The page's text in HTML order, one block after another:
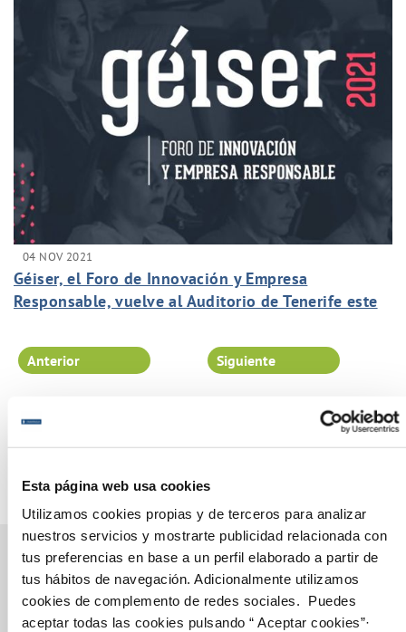
Esta página web usa cookies
Utilizamos cookies propias y de terceros para analizar
nuestros servicios y mostrarte publicidad relacionada con
tus preferencias en base a un perfil elaborado a partir de
tus hábitos de navegación. Adicionalmente utilizamos
cookies de complemento de redes sociales. Puedes
aceptar todas las cookies pulsando “ Aceptar cookies”·
04 NOV 2021
Géiser, el Foro de Innovación y Empresa
Responsable, vuelve al Auditorio de Tenerife este
Página 40 de 102
Anterior Siguiente
Gestiones Online